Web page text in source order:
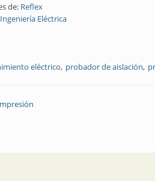
de: Reflex
Eléctrica
eléctrico probador de aislación